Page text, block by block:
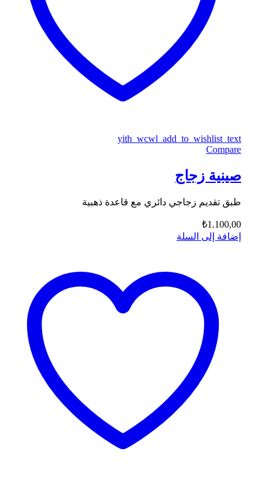
yith_wcwl_add_to_wishlist_text
Compare
صينية زجاج
طبق تقديم زجاجي دائري مع قاعدة ذهبية
₺1.100,00
إضافة إلى السلة